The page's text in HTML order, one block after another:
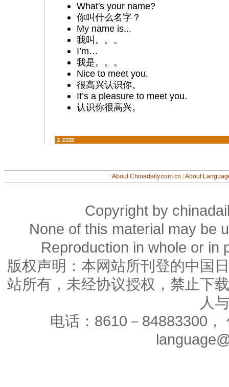
What's your name?
你叫什么名字？
My name is...
我叫。。。
I’m…
我是。。。
Nice to meet you.
很高兴认识你。
It’s a pleasure to meet you.
认识你很高兴。
About Chinadaily.com.cn About
Copyright by
None of this material may be
Reproduction in whole or in
版权声明：本网站所刊登的中国
站所有，未经协议授权，禁止下
人
电话：8610－84883300